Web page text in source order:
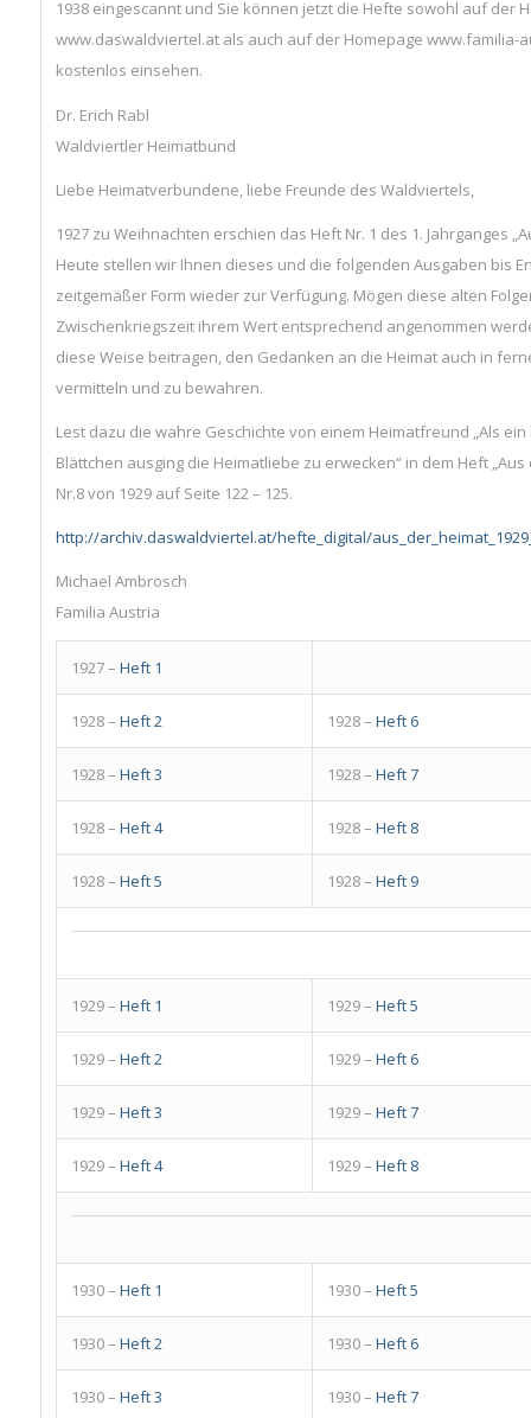
1938 eingescannt und Sie können jetzt die Hefte sowohl auf der
www.daswaldviertel.at als auch auf der Homepage www.familia-
kostenlos einsehen.
Dr. Erich Rabl
Waldviertler Heimatbund
Liebe Heimatverbundene, liebe Freunde des Waldviertels,
1927 zu Weihnachten erschien das Heft Nr. 1 des 1. Jahrganges
Heute stellen wir Ihnen dieses und die folgenden Ausgaben bis
zeitgemäßer Form wieder zur Verfügung. Mögen diese alten
Zwischenkriegszeit ihrem Wert entsprechend angenommen
diese Weise beitragen, den Gedanken an die Heimat auch in
vermitteln und zu bewahren.
Lest dazu die wahre Geschichte von einem Heimatfreund „Als
Blättchen ausging die Heimatliebe zu erwecken“ in dem Heft „Aus
Nr.8 von 1929 auf Seite 122 – 125.
http://archiv.daswaldviertel.at/hefte_digital/
Michael Ambrosch
Familia Austria
1927 – Heft 1
1928 – Heft 2 1928 – Heft 6
1928 – Heft 3 1928 – Heft 7
1928 – Heft 4 1928 – Heft 8
1928 – Heft 5 1928 – Heft 9
1929 – Heft 1 1929 – Heft 5
1929 – Heft 2 1929 – Heft 6
1929 – Heft 3 1929 – Heft 7
1929 – Heft 4 1929 – Heft 8
1930 – Heft 1 1930 – Heft 5
1930 – Heft 2 1930 – Heft 6
1930 – Heft 3 1930 – Heft 7